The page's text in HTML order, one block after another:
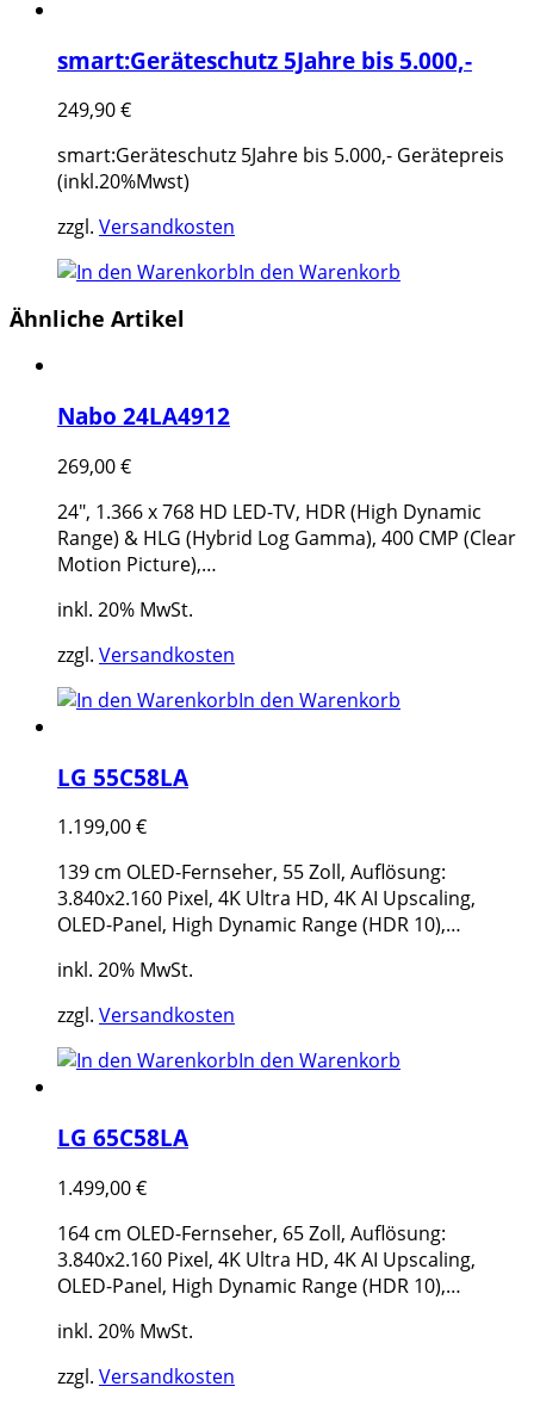
smart:Geräteschutz 5Jahre bis 5.000,-
249,90€
smart:Geräteschutz 5Jahre bis 5.000,- Gerätepreis
(inkl.20%Mwst)
zzgl. Versandkosten
In den Warenkorb
Ähnliche Artikel
Nabo 24LA4912
269,00€
24", 1.366 x 768 HD LED-TV, HDR (High Dynamic
Range) & HLG (Hybrid Log Gamma), 400 CMP (Clear
Motion Picture),…
inkl. 20% MwSt.
zzgl. Versandkosten
In den Warenkorb
LG 55C58LA
1.199,00€
139 cm OLED-Fernseher, 55 Zoll, Auflösung:
3.840x2.160 Pixel, 4K Ultra HD, 4K AI Upscaling,
OLED-Panel, High Dynamic Range (HDR 10),…
inkl. 20% MwSt.
zzgl. Versandkosten
In den Warenkorb
LG 65C58LA
1.499,00€
164 cm OLED-Fernseher, 65 Zoll, Auflösung:
3.840x2.160 Pixel, 4K Ultra HD, 4K AI Upscaling,
OLED-Panel, High Dynamic Range (HDR 10),…
inkl. 20% MwSt.
zzgl. Versandkosten